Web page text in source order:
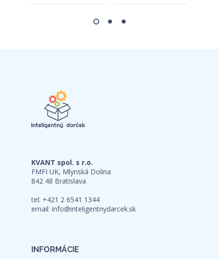
KVANT spol. s r.o.
FMFI UK, Mlynská Dolina
842 48 Bratislava
tel: +421 2 6541 1344
email: info@inteligentnydarcek.sk
INFORMÁCIE